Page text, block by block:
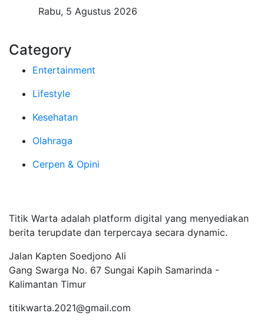
Rabu, 5 Agustus 2026
Category
Entertainment
Lifestyle
Kesehatan
Olahraga
Cerpen & Opini
Titik Warta adalah platform digital yang menyediakan
berita terupdate dan terpercaya secara dynamic.
Jalan Kapten Soedjono Ali
Gang Swarga No. 67 Sungai Kapih Samarinda -
Kalimantan Timur
titikwarta.2021@gmail.com